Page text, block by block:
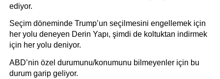
ediyor.
Seçim döneminde Trump’un seçilmesini engellemek için
her yolu deneyen Derin Yapı, şimdi de koltuktan indirmek
için her yolu deniyor.
ABD’nin özel durumunu/konumunu bilmeyenler için bu
durum garip geliyor.